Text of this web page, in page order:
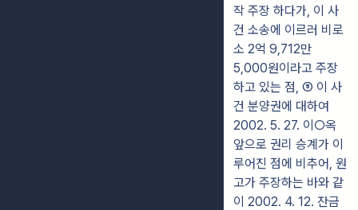
작 주장 하다가, 이 사
건 소송에 이르러 비로
소 2억 9,712만
5,000원이라고 주장
하고 있는 점, ⑤ 이 사
건 분양권에 대하여
2002. 5. 27. 이○옥
앞으로 권리 승계가 이
루어진 점에 비추어, 원
고가 주장하는 바와 같
이 2002. 4. 12. 잔금